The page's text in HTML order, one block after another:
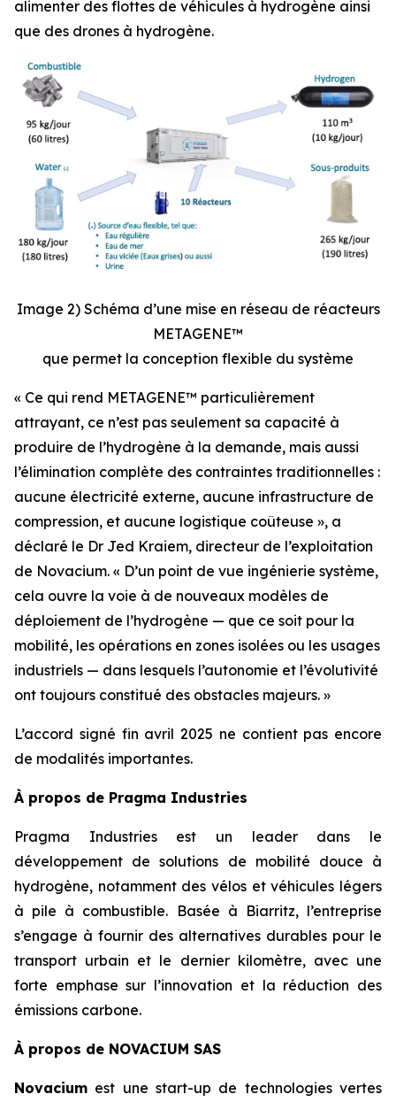
alimenter des flottes de véhicules à hydrogène ainsi
que des drones à hydrogène.
Image 2) Schéma d’une mise en réseau de réacteurs
METAGENE™
que permet la conception flexible du système
« Ce qui rend METAGENE™ particulièrement
attrayant, ce n’est pas seulement sa capacité à
produire de l’hydrogène à la demande, mais aussi
l’élimination complète des contraintes traditionnelles :
aucune électricité externe, aucune infrastructure de
compression, et aucune logistique coûteuse », a
déclaré le Dr Jed Kraiem, directeur de l’exploitation
de Novacium. « D’un point de vue ingénierie système,
cela ouvre la voie à de nouveaux modèles de
déploiement de l’hydrogène — que ce soit pour la
mobilité, les opérations en zones isolées ou les usages
industriels — dans lesquels l’autonomie et l’évolutivité
ont toujours constitué des obstacles majeurs. »
L’accord signé fin avril 2025 ne contient pas encore
de modalités importantes.
À propos de Pragma Industries
Pragma Industries est un leader dans le
développement de solutions de mobilité douce à
hydrogène, notamment des vélos et véhicules légers
à pile à combustible. Basée à Biarritz, l’entreprise
s’engage à fournir des alternatives durables pour le
transport urbain et le dernier kilomètre, avec une
forte emphase sur l’innovation et la réduction des
émissions carbone.
À propos de NOVACIUM SAS
Novacium est une start-up de technologies vertes